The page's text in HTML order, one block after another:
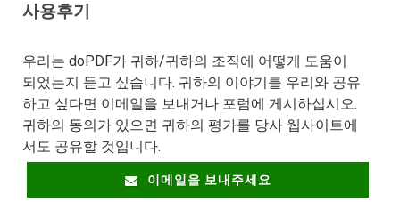
사용후기
우리는 doPDF가 귀하/귀하의 조직에 어떻게 도움이
되었는지 듣고 싶습니다. 귀하의 이야기를 우리와 공유
하고 싶다면 이메일을 보내거나 포럼에 게시하십시오.
귀하의 동의가 있으면 귀하의 평가를 당사 웹사이트에
서도 공유할 것입니다.
이메일을 보내주세요